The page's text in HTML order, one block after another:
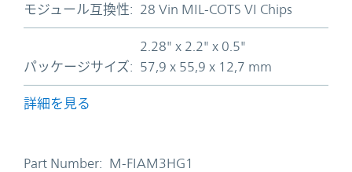
モジュール互換性: 28 Vin MIL-COTS VI Chips
パッケージサイズ:
2.28" x 2.2" x 0.5"
57,9 x 55,9 x 12,7 mm
詳細を見る
Part Number: M-FIAM3HG1